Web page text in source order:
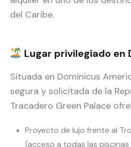
del Caribe.
Lugar privilegiado en
Situada en Dominicus
segura y solicitada de la
Tracadero Green Palace
Proyecto de lujo frente al
(acceso a todas las